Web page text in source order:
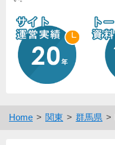
Home 関東 群馬県